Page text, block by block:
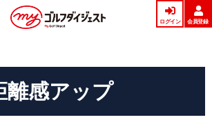
ログイン 会員登録
離感アップ